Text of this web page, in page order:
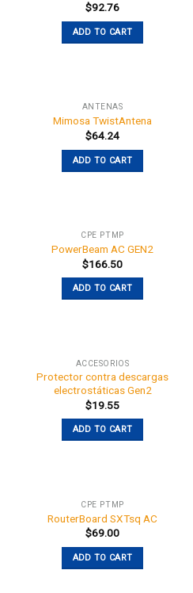
$92.76
ADD TO CART
ANTENAS
Mimosa TwistAntena
$64.24
ADD TO CART
CPE PTMP
PowerBeam AC GEN2
$166.50
ADD TO CART
ACCESORIOS
Protector contra descargas
electrostáticas Gen2
$19.55
ADD TO CART
CPE PTMP
RouterBoard SXTsq AC
$69.00
ADD TO CART